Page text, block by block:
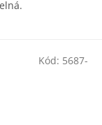
Kód: 5687-